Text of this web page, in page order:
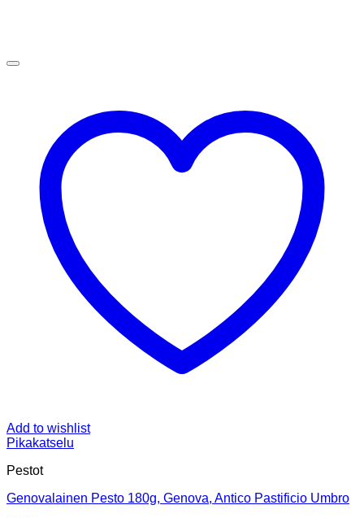
Add to wishlist
Pikakatselu
Pestot
Genovalainen Pesto 180g, Genova, Antico Pastificio Umbro